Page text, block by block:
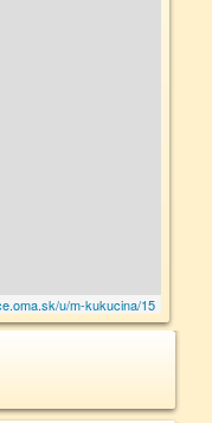
u/m-kukucina/15